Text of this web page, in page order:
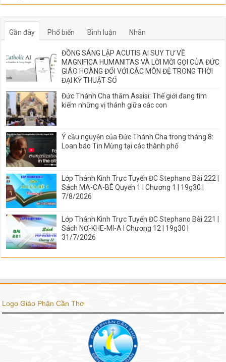
Gần đây Phổ biến Bình luận Nhãn
ĐỒNG SÁNG LẬP ACUTIS AI SUY TƯ VỀ
MAGNIFICA HUMANITAS VÀ LỜI MỜI GỌI CỦA ĐỨC
GIÁO HOÀNG ĐỐI VỚI CÁC MÔN ĐỆ TRONG THỜI
ĐẠI KỸ THUẬT SỐ
Đức Thánh Cha thăm Assisi: Thế giới đang tìm
kiếm những vị thánh giữa các con
Ý cầu nguyện của Đức Thánh Cha trong tháng 8:
Loan báo Tin Mừng tại các thành phố
Lớp Thánh Kinh Trực Tuyến ĐC Stephano Bài 222 |
Sách MA-CA-BÊ Quyển 1 I Chương 1 | 19g30 |
7/8/2026
Lớp Thánh Kinh Trực Tuyến ĐC Stephano Bài 221 |
Sách NƠ-KHE-MI-A I Chương 12 | 19g30 |
31/7/2026
Logo Giáo Phận Cần Thơ